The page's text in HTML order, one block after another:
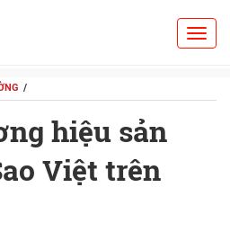
hiệu sản
Việt trên